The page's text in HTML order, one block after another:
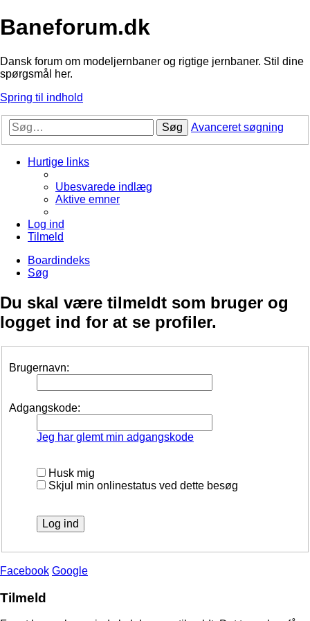
Baneforum.dk
Dansk forum om modeljernbaner og rigtige jernbaner. Stil dine
spørgsmål her.
Spring til indhold
Søg Avanceret søgning
Hurtige links
Ubesvarede indlæg
Aktive emner
Log ind
Tilmeld
Boardindeks
Søg
Du skal være tilmeldt som bruger og
logget ind for at se profiler.
Brugernavn:
Adgangskode:
Jeg har glemt min adgangskode
Husk mig
Skjul min onlinestatus ved dette besøg
Facebook Google
Tilmeld